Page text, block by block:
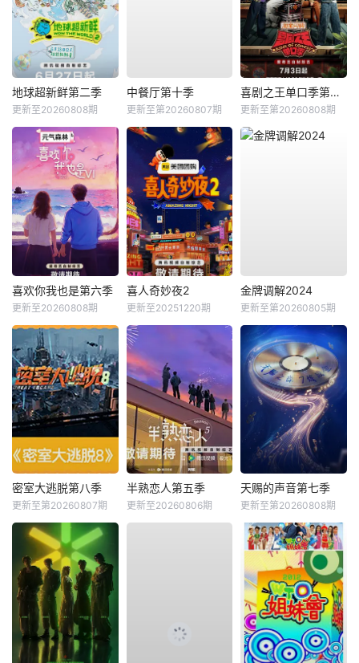
地球超新鲜第二季
更新至20260808期
中餐厅第十季
更新至第20260807期
喜剧之王单口季第三季
更新至第20260808期
喜欢你我也是第六季
更新至20260808期
喜人奇妙夜2
更新至20251220期
金牌调解2024
更新至第20260805期
密室大逃脱第八季
更新至第20260807期
半熟恋人第五季
更新至20260806期
天赐的声音第七季
更新至第20260808期